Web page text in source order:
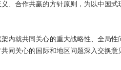
、合作共赢的方针原则，为以中国
内就共同关心的重大战略性、全局性
同关心的国际和地区问题深入交换意